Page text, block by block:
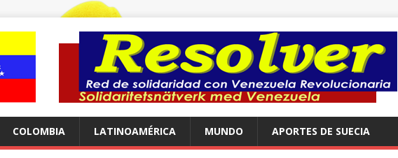
COLOMBIA LATINOAMÉRICA MUNDO APORTES DE SUECIA